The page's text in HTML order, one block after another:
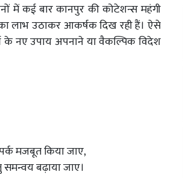
में कई बार कानपुर की कोटेशन्स महंगी
लाभ उठाकर आकर्षक दिख रही हैं। ऐसे
के नए उपाय अपनाने या वैकल्पिक विदेश
मजबूत किया जाए,
बढ़ाया जाए।